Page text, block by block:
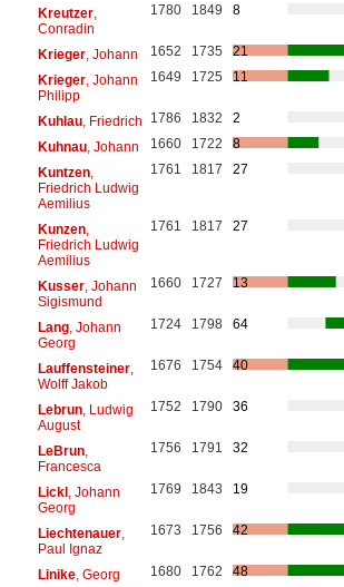
Kreutzer,
Conradin
1780 1849 8
Krieger, Johann 1652 1735
21
Krieger, Johann
Philipp
1649 1725 11
Kuhlau, Friedrich 1786 1832
2
Kuhnau, Johann 1660 1722
8
Kuntzen,
Friedrich Ludwig
Aemilius
1761 1817 27
Kunzen,
Friedrich Ludwig
Aemilius
1761 1817 27
Kusser, Johann
Sigismund
1660 1727 13
Lang, Johann
Georg
1724 1798 64
Lauffensteiner,
Wolff Jakob
1676 1754 40
Lebrun, Ludwig
August
1752 1790 36
LeBrun,
Francesca
1756 1791 32
Lickl, Johann
Georg
1769 1843 19
Liechtenauer,
Paul Ignaz
1673 1756 42
Linike, Georg 1680 1762
48